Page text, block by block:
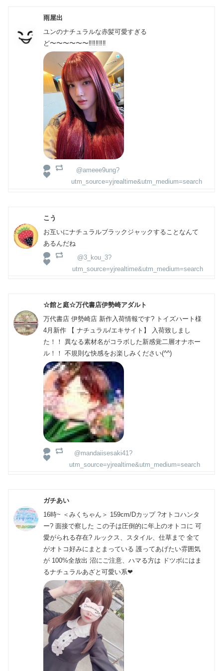
雨屋出
ユンのナチュラルな赤髪可愛すぎる
ど〜〜〜〜〜〜‼️‼️‼️‼️‼️
@ameee9ung?
utm_source=yjrealtime&utm_medium=search
こう
お互いにナチュラルブラックジャックすることなんて
あるんだね
@3_kou_3?
utm_source=yjrealtime&utm_medium=search
☆館と庭☆万代書店伊勢崎アダルト
万代書店 伊勢崎店 新作入荷情報です? トイズハート様
4月新作 【 ナチュラル/エキサイト】 入荷致しまし
た！！ 異なる素材名がコラボした新感覚二層オナホー
ル！！ 不規則な快感をお楽しみください(^^)
@mandaiisesaki41?
utm_source=yjrealtime&utm_medium=search
ガチあい
16時~ ＜みくちゃん＞ 159cm/Dカップ ?オトコハンタ
ー? 面接で察した この子は圧倒的に年上のオトコに 可
愛がられる存在? ルックス、スタイル、仕草まで 全て
がオトコ好みにまとまっている 護ってあげたい雰囲気
が 100%全放出 沼にご注意、ハマる方は ドツボにはま
るナチュラルあざと可愛い系❤